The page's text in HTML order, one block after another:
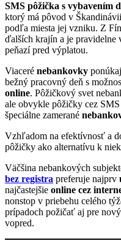
SMS pôžička s vybavením
ktorý má pôvod v
podľa miesta jej vzniku. Z
ďalších krajín a je pravidelne
peňazí pred výplatou.
Viaceré nebankovky
bežný pracovný deň s
online. Pôžičkový svet
ale obvykle pôžičky cez
špeciálne zamerané
Vzhľadom na efektívnosť a
pôžičky ako alternatívu k
Väčšina nebankových
bez registra preferuje najprv
najčastejšie online cez
nonstop v priebehu celého
prípadoch požičať aj pre
vopred.